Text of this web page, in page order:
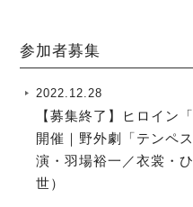
参加者募集
2022.12.28
【募集終了】ヒロイン
開催｜野外劇「テンペ
演・羽場裕一／衣裳・
世）